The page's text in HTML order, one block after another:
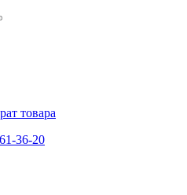
товара
36-20